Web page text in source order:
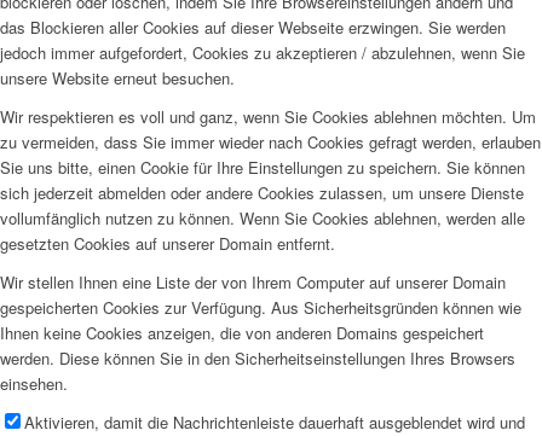
das Blockieren aller Cookies auf dieser Webseite erzwingen. Sie werden
jedoch immer aufgefordert, Cookies zu akzeptieren / abzulehnen, wenn Sie
unsere Website erneut besuchen.
Wir respektieren es voll und ganz, wenn Sie Cookies ablehnen möchten. Um
zu vermeiden, dass Sie immer wieder nach Cookies gefragt werden, erlauben
Sie uns bitte, einen Cookie für Ihre Einstellungen zu speichern. Sie können
sich jederzeit abmelden oder andere Cookies zulassen, um unsere Dienste
vollumfänglich nutzen zu können. Wenn Sie Cookies ablehnen, werden alle
gesetzten Cookies auf unserer Domain entfernt.
Wir stellen Ihnen eine Liste der von Ihrem Computer auf unserer Domain
gespeicherten Cookies zur Verfügung. Aus Sicherheitsgründen können wie
Ihnen keine Cookies anzeigen, die von anderen Domains gespeichert
werden. Diese können Sie in den Sicherheitseinstellungen Ihres Browsers
einsehen.
Aktivieren, damit die Nachrichtenleiste dauerhaft ausgeblendet wird und